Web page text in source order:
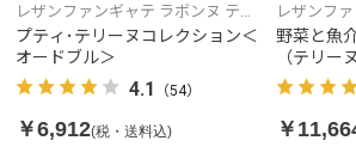
レザンファンギャテ ラボンヌ テリ
ーヌ
プティ･テリーヌコレクション＜
オードブル＞
4.1 （54）
￥6,912(税・送料込)
レザンフ
ーヌ
野菜と魚
（テリー
￥